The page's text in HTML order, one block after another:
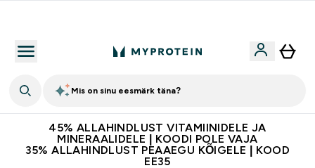
Mis on sinu eesmärk täna?
45% ALLAHINDLUST VITAMIINIDELE JA
MINERAALIDELE | KOODI POLE VAJA
35% ALLAHINDLUST PEAAEGU KÕIGELE | KOOD
EE35